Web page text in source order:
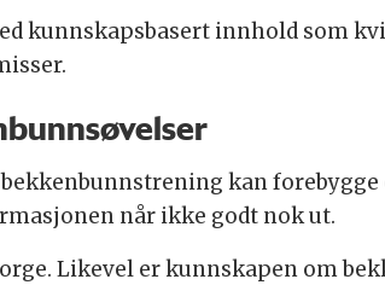
kunnskapsbasert innhold som
kan
når ikke godt nok ut.
Likevel er kunnskapen om